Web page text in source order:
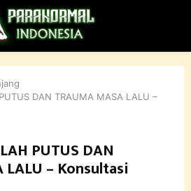
DAN TRAUMA MASA LALU –
PUTUS DAN
LALU – Konsultasi